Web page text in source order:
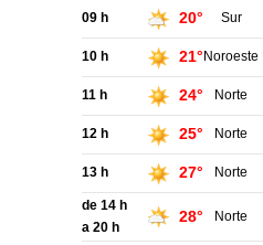
09 h 20° Sur
10 h 21° Noroeste
11 h 24° Norte
12 h 25° Norte
13 h 27° Norte
de 14 h
a 20 h
28° Norte